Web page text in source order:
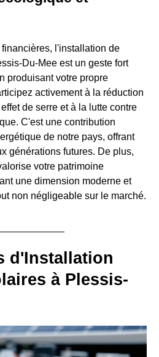
l'installation de
Du-Mee est un geste fort
produisant votre propre
activement à la réduction
de serre et à la lutte contre
C'est une contribution
de notre pays, offrant
générations futures. De plus,
votre patrimoine
une dimension moderne et
non négligeable sur le marché.
d'Installation
à Plessis-